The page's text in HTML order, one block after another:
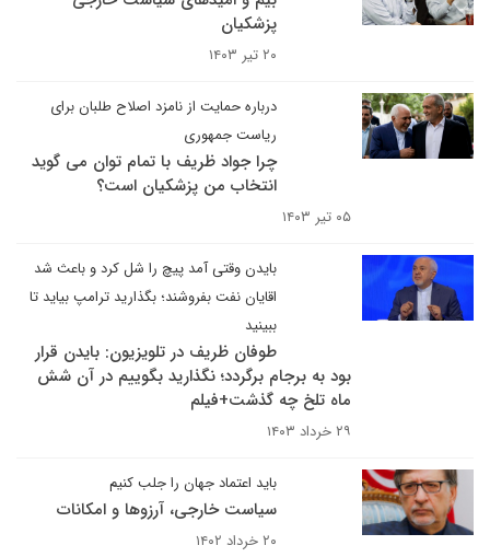
پزشکیان
۲۰ تیر ۱۴۰۳
درباره حمایت از نامزد اصلاح طلبان برای
ریاست جمهوری
چرا جواد ظریف با تمام توان می گوید
انتخاب من پزشکیان است؟
۰۵ تیر ۱۴۰۳
بایدن وقتی آمد پیچ را شل کرد و باعث شد
اقایان نفت بفروشند؛ بگذارید ترامپ بیاید تا
ببینید
طوفان ظریف در تلویزیون: بایدن قرار
بود به برجام برگردد؛ نگذارید بگوییم در آن شش
ماه تلخ چه گذشت+فیلم
۲۹ خرداد ۱۴۰۳
باید اعتماد جهان را جلب کنیم
سیاست خارجی، آرزوها و امکانات
۲۰ خرداد ۱۴۰۲